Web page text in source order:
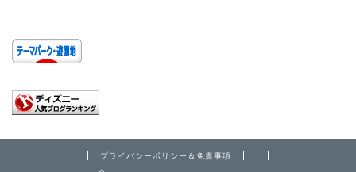
プライバシーポリシー＆免責事項